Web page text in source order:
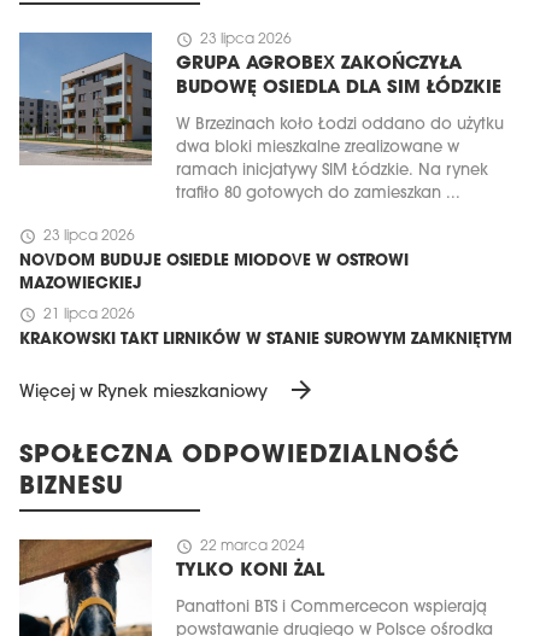
schedule 23 lipca 2026
GRUPA AGROBEX ZAKOŃCZYŁA
BUDOWĘ OSIEDLA DLA SIM ŁÓDZKIE
W Brzezinach koło Łodzi oddano do użytku
dwa bloki mieszkalne zrealizowane w
ramach inicjatywy SIM Łódzkie. Na rynek
trafiło 80 gotowych do zamieszkan ...
schedule 23 lipca 2026
NOVDOM BUDUJE OSIEDLE MIODOVE W OSTROWI
MAZOWIECKIEJ
schedule 21 lipca 2026
KRAKOWSKI TAKT LIRNIKÓW W STANIE SUROWYM ZAMKNIĘTYM
Więcej w Rynek mieszkaniowy arrow_forward
SPOŁECZNA ODPOWIEDZIALNOŚĆ
BIZNESU
schedule 22 marca 2024
TYLKO KONI ŻAL
Panattoni BTS i Commercecon wspierają
powstawanie drugiego w Polsce ośrodka